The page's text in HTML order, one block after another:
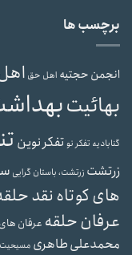
برچسب ها
انجمن حجتیه اهل حق
بهائیت
گنابادیه تفکر نوتفکر نوین
زرتشت زرتشت، باستان گرایی
های کوتاه نقد
عرفان حلقه عرفان
محمدعلی طاهری مسیحیت